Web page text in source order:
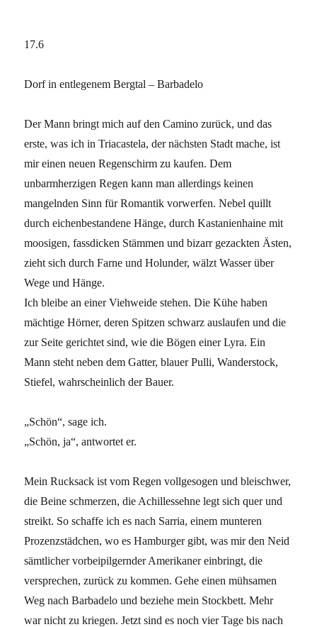
17.6
Dorf in entlegenem Bergtal – Barbadelo
Der Mann bringt mich auf den Camino zurück, und das
erste, was ich in Triacastela, der nächsten Stadt mache, ist
mir einen neuen Regenschirm zu kaufen. Dem
unbarmherzigen Regen kann man allerdings keinen
mangelnden Sinn für Romantik vorwerfen. Nebel quillt
durch eichenbestandene Hänge, durch Kastanienhaine mit
moosigen, fassdicken Stämmen und bizarr gezackten Ästen,
zieht sich durch Farne und Holunder, wälzt Wasser über
Wege und Hänge.
Ich bleibe an einer Viehweide stehen. Die Kühe haben
mächtige Hörner, deren Spitzen schwarz auslaufen und die
zur Seite gerichtet sind, wie die Bögen einer Lyra. Ein
Mann steht neben dem Gatter, blauer Pulli, Wanderstock,
Stiefel, wahrscheinlich der Bauer.
„Schön“, sage ich.
„Schön, ja“, antwortet er.
Mein Rucksack ist vom Regen vollgesogen und bleischwer,
die Beine schmerzen, die Achillessehne legt sich quer und
streikt. So schaffe ich es nach Sarria, einem munteren
Prozenzstädchen, wo es Hamburger gibt, was mir den Neid
sämtlicher vorbeipilgernder Amerikaner einbringt, die
versprechen, zurück zu kommen. Gehe einen mühsamen
Weg nach Barbadelo und beziehe mein Stockbett. Mehr
war nicht zu kriegen. Jetzt sind es noch vier Tage bis nach